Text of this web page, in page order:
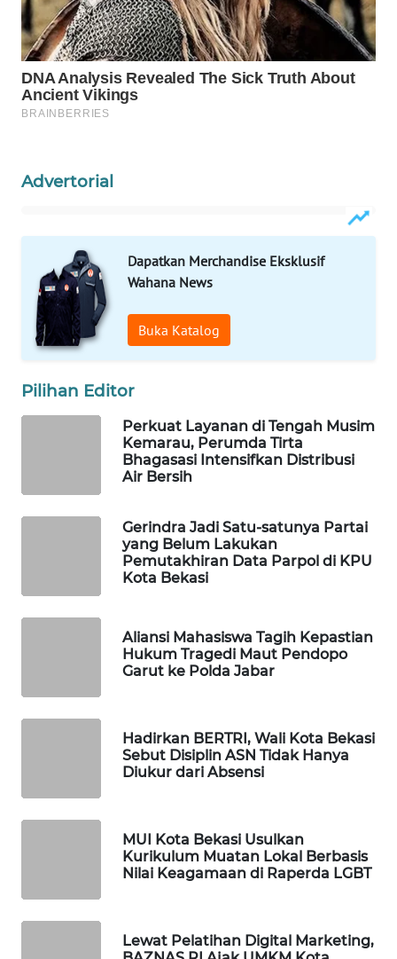
Advertorial
Dapatkan Merchandise Eksklusif
Wahana News
Buka Katalog
Pilihan Editor
Perkuat Layanan di Tengah Musim
Kemarau, Perumda Tirta
Bhagasasi Intensifkan Distribusi
Air Bersih
Gerindra Jadi Satu-satunya Partai
yang Belum Lakukan
Pemutakhiran Data Parpol di KPU
Kota Bekasi
Aliansi Mahasiswa Tagih Kepastian
Hukum Tragedi Maut Pendopo
Garut ke Polda Jabar
Hadirkan BERTRI, Wali Kota Bekasi
Sebut Disiplin ASN Tidak Hanya
Diukur dari Absensi
MUI Kota Bekasi Usulkan
Kurikulum Muatan Lokal Berbasis
Nilai Keagamaan di Raperda LGBT
Lewat Pelatihan Digital Marketing,
WAHANA
PERSONA
WAHANA
OTOMOTIF
LAPAK
WAHANA
Wahana
KONSUMEN
MAWAKA
NET